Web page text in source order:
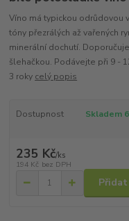
Víno má typickou odrůdovou
tóny přezrálých až vařených
minerální dochutí.
šlehačkou. Podávejte při 9 -
3 roky celý popis
Dostupnost Skladem
235 Kč/ks
194 Kč bez DPH